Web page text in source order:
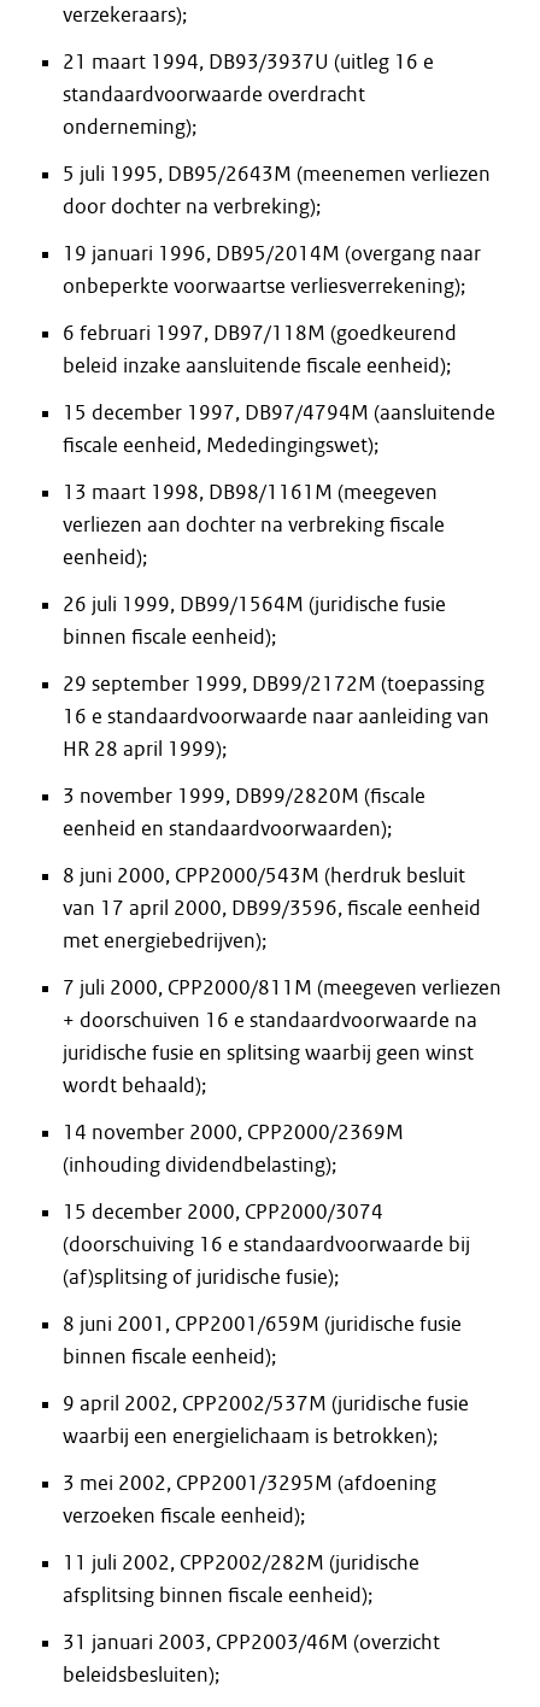
verzekeraars);
21 maart 1994, DB93/3937U (uitleg 16 e
standaardvoorwaarde overdracht
onderneming);
5 juli 1995, DB95/2643M (meenemen verliezen
door dochter na verbreking);
19 januari 1996, DB95/2014M (overgang naar
onbeperkte voorwaartse verliesverrekening);
6 februari 1997, DB97/118M (goedkeurend
beleid inzake aansluitende fiscale eenheid);
15 december 1997, DB97/4794M (aansluitende
fiscale eenheid, Mededingingswet);
13 maart 1998, DB98/1161M (meegeven
verliezen aan dochter na verbreking fiscale
eenheid);
26 juli 1999, DB99/1564M (juridische fusie
binnen fiscale eenheid);
29 september 1999, DB99/2172M (toepassing
16 e standaardvoorwaarde naar aanleiding van
HR 28 april 1999);
3 november 1999, DB99/2820M (fiscale
eenheid en standaardvoorwaarden);
8 juni 2000, CPP2000/543M (herdruk besluit
van 17 april 2000, DB99/3596, fiscale eenheid
met energiebedrijven);
7 juli 2000, CPP2000/811M (meegeven verliezen
+ doorschuiven 16 e standaardvoorwaarde na
juridische fusie en splitsing waarbij geen winst
wordt behaald);
14 november 2000, CPP2000/2369M
(inhouding dividendbelasting);
15 december 2000, CPP2000/3074
(doorschuiving 16 e standaardvoorwaarde bij
(af)splitsing of juridische fusie);
8 juni 2001, CPP2001/659M (juridische fusie
binnen fiscale eenheid);
9 april 2002, CPP2002/537M (juridische fusie
waarbij een energielichaam is betrokken);
3 mei 2002, CPP2001/3295M (afdoening
verzoeken fiscale eenheid);
11 juli 2002, CPP2002/282M (juridische
afsplitsing binnen fiscale eenheid);
31 januari 2003, CPP2003/46M (overzicht
beleidsbesluiten);